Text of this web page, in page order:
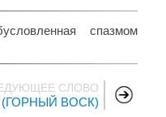
спазмом
СЛОВО
ВОСК)